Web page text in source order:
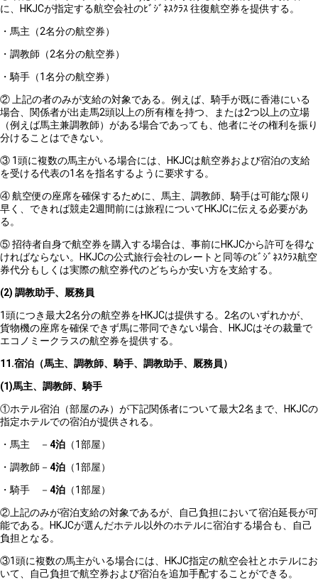
に、HKJCが指定する航空会社のﾋﾞｼﾞﾈｽｸﾗｽ 往復航空券を提供する。
・馬主（2名分の航空券）
・調教師（2名分の航空券）
・騎手（1名分の航空券）
② 上記の者のみが支給の対象である。例えば、騎手が既に香港にいる
場合、関係者が出走馬2頭以上の所有権を持つ、または2つ以上の立場
（例えば馬主兼調教師）がある場合であっても、他者にその権利を振り
分けることはできない。
③ 1頭に複数の馬主がいる場合には、HKJCは航空券および宿泊の支給
を受ける代表の1名を指名するように要求する。
④ 航空便の座席を確保するために、馬主、調教師、騎手は可能な限り
早く、できれば競走2週間前には旅程についてHKJCに伝える必要があ
る。
⑤ 招待者自身で航空券を購入する場合は、事前にHKJCから許可を得な
ければならない。HKJCの公式旅行会社のレートと同等のﾋﾞｼﾞﾈｽｸﾗｽ航空
券代分もしくは実際の航空券代のどちらか安い方を支給する。
(2) 調教助手、厩務員
1頭につき最大2名分の航空券をHKJCは提供する。2名のいずれかが、
貨物機の座席を確保できず馬に帯同できない場合、HKJCはその裁量で
エコノミークラスの航空券を提供する。
11.宿泊（馬主、調教師、騎手、調教助手、厩務員）
(1)馬主、調教師、騎手
①ホテル宿泊（部屋のみ）が下記関係者について最大2名まで、HKJCの
指定ホテルでの宿泊が提供される。
・馬主 － 4泊 （1部屋）
・調教師－ 4泊 （1部屋）
・騎手 － 4泊 （1部屋）
②上記のみが宿泊支給の対象であるが、自己負担において宿泊延長が可
能である。HKJCが選んだホテル以外のホテルに宿泊する場合も、自己
負担となる。
③1頭に複数の馬主がいる場合には、HKJC指定の航空会社とホテルにお
いて、自己負担で航空券および宿泊を追加手配することができる。